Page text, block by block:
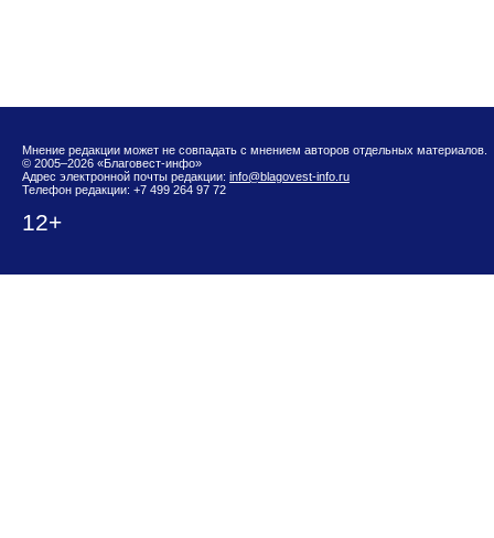
Мнение редакции может не совпадать с мнением авторов отдельных материалов.
© 2005–2026 «Благовест-инфо»
Адрес электронной почты редакции: info@blagovest-info.ru
Телефон редакции: +7 499 264 97 72
12+